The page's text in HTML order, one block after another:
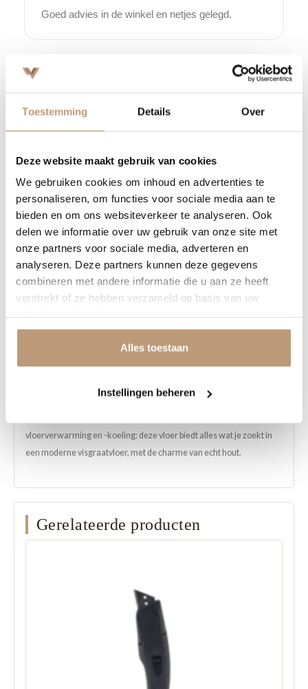
1
DAGEN
02
UREN
52
MINUTEN
14
SECONDEN
Nu tijdelijk 10% korting op
jouw vloer
Vraag snel een offerte aan en bespaar direct.
Bekijk plak PVC vloeren
Toestemming Details Over
Deze website maakt gebruik van cookies
We gebruiken cookies om inhoud en advertenties te
personaliseren, om functies voor sociale media aan te
bieden en om ons websiteverkeer te analyseren. Ook
delen we informatie over uw gebruik van onze site met
onze partners voor sociale media, adverteren en
analyseren. Deze partners kunnen deze gegevens
combineren met andere informatie die u aan ze heeft
verstrekt of ze hebben verzameld op basis van uw
Alles toestaan
Instellingen beheren
Goed advies in de winkel en netjes gelegd.
Beschrijving
combineert een klassieke uitstraling met moderne kwaliteit en is
verkrijgbaar in 4 rustige, natuurlijke kleuren – van warm beige tot
diep gerookte tinten – die naadloos aansluiten bij vrijwel elke
Dankzij de slijtvaste toplaag van 0,55 mmen desubtiele 4V
micro-bevelkrijgen de planken een realistische, verfijnde
uitstraling. Het visgraatmotief geeft de ruimte direct meer diepte en
De VH Eiken Visgraat is beschikbaar in twee varianten:
• Dryback – strak verlijmd voor een naadloze afwerking
• Click – eenvoudig zelf te installeren zonder lijm
vloerverwarming en -koeling: deze vloer biedt alles wat je zoekt in
een moderne visgraatvloer, met de charme van echt hout.
Gerelateerde producten